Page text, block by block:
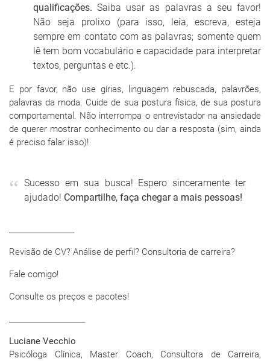
qualificações.Saiba usar as palavras a seu favor!
Não seja prolixo (para isso, leia, escreva, esteja
sempre em contato com as palavras; somente quem
lê tem bom vocabulário e capacidade para interpretar
textos, perguntas e etc.).
E por favor, não use gírias, linguagem rebuscada, palavrões,
palavras da moda. Cuide de sua postura física, de sua postura
comportamental. Não interrompa o entrevistador na ansiedade
de querer mostrar conhecimento ou dar a resposta (sim, ainda
é preciso falar isso)!
Sucesso em sua busca! Espero sinceramente ter
ajudado! Compartilhe, faça chegar a mais pessoas!
Revisão de CV? Análise de perfil? Consultoria de carreira?
Fale comigo!
Consulte os preços e pacotes!
Luciane Vecchio
Psicóloga Clínica, Master Coach, Consultora de Carreira,